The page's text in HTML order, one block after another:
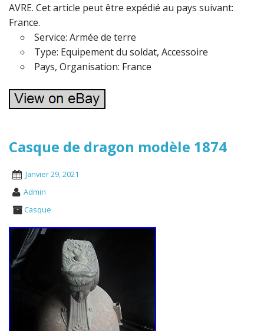
AVRE. Cet article peut être expédié au pays suivant:
France.
Service: Armée de terre
Type: Equipement du soldat, Accessoire
Pays, Organisation: France
Casque de dragon modèle 1874
Janvier 29, 2021
Admin
Casque